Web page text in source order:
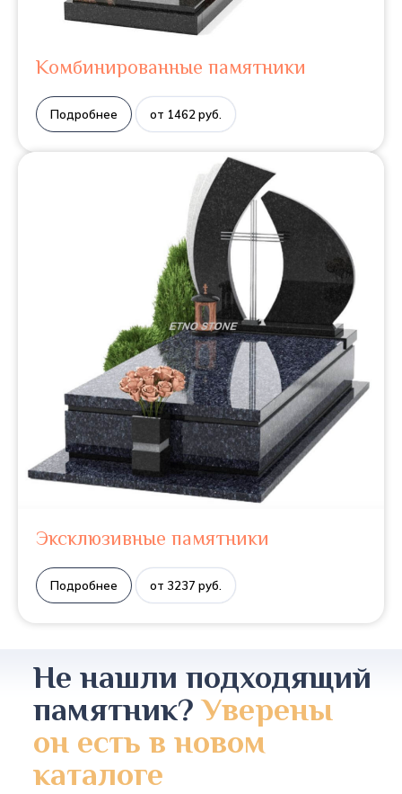
Комбинированные памятники
Подробнее от 1462 руб.
Эксклюзивные памятники
Подробнее от 3237 руб.
Не нашли подходящий
памятник?Уверены
он есть в новом
каталоге